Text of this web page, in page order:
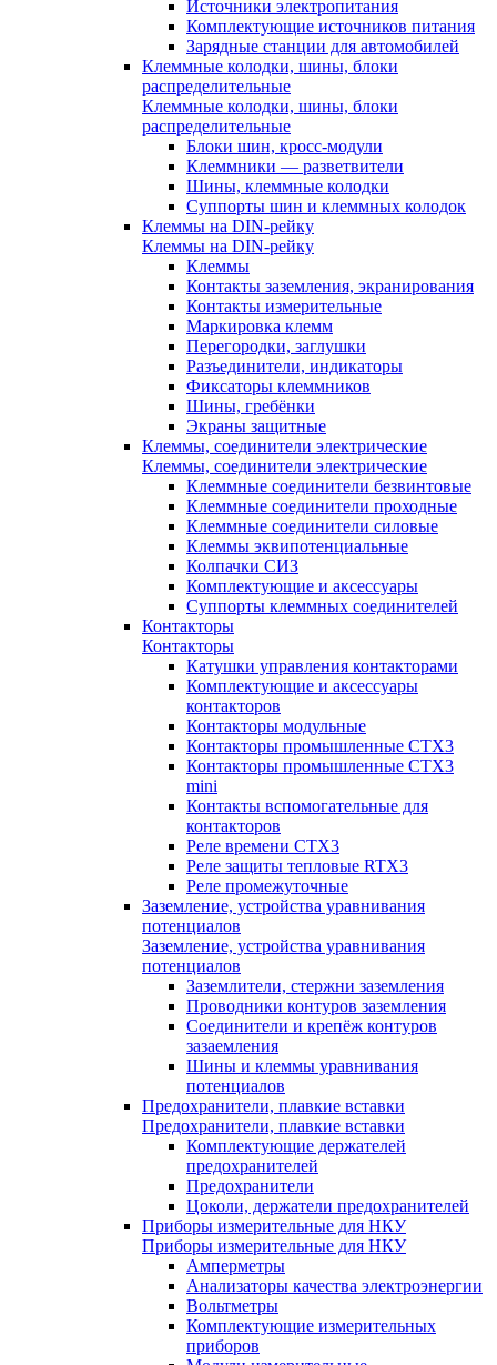
Источники электропитания
Комплектующие источников питания
Зарядные станции для автомобилей
Клеммные колодки, шины, блоки
распределительные
Клеммные колодки, шины, блоки
распределительные
Блоки шин, кросс-модули
Клеммники — разветвители
Шины, клеммные колодки
Суппорты шин и клеммных колодок
Клеммы на DIN-рейку
Клеммы на DIN-рейку
Клеммы
Контакты заземления, экранирования
Контакты измерительные
Маркировка клемм
Перегородки, заглушки
Разъединители, индикаторы
Фиксаторы клеммников
Шины, гребёнки
Экраны защитные
Клеммы, соединители электрические
Клеммы, соединители электрические
Клеммные соединители безвинтовые
Клеммные соединители проходные
Клеммные соединители силовые
Клеммы эквипотенциальные
Колпачки СИЗ
Комплектующие и аксессуары
Суппорты клеммных соединителей
Контакторы
Контакторы
Катушки управления контакторами
Комплектующие и аксессуары
контакторов
Контакторы модульные
Контакторы промышленные CTX3
Контакторы промышленные CTX3
mini
Контакты вспомогательные для
контакторов
Реле времени CTX3
Реле защиты тепловые RTX3
Реле промежуточные
Заземление, устройства уравнивания
потенциалов
Заземление, устройства уравнивания
потенциалов
Заземлители, стержни заземления
Проводники контуров заземления
Соединители и крепёж контуров
зазаемления
Шины и клеммы уравнивания
потенциалов
Предохранители, плавкие вставки
Предохранители, плавкие вставки
Комплектующие держателей
предохранителей
Предохранители
Цоколи, держатели предохранителей
Приборы измерительные для НКУ
Приборы измерительные для НКУ
Амперметры
Анализаторы качества электроэнергии
Вольтметры
Комплектующие измерительных
приборов